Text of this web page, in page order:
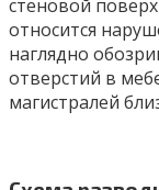
стеновой
относится
наглядно
отверстий в
магистралей